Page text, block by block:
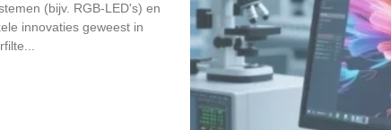
(bijv. RGB-LED's) en
innovaties geweest in